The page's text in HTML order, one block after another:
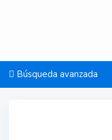
Búsqueda avanzada